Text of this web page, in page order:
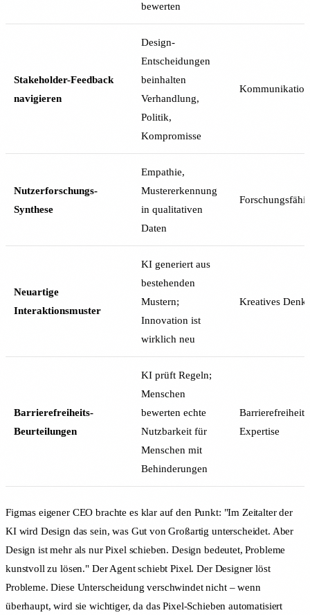
bewerten
Stakeholder-Feedback
navigieren
Design-
Entscheidungen
beinhalten
Verhandlung,
Politik,
Kompromisse
Kommunikation
Nutzerforschungs-
Synthese
Empathie,
Mustererkennung
in qualitativen
Daten
Neuartige
Interaktionsmuster
KI generiert aus
bestehenden
Mustern;
Innovation ist
wirklich neu
Kreatives
Barrierefreiheits-
Beurteilungen
KI prüft Regeln;
Menschen
bewerten echte
Nutzbarkeit für
Menschen mit
Behinderungen
Expertise
Figmas eigener CEO brachte es klar auf den Punkt: "Im Zeitalter der
KI wird Design das sein, was Gut von Großartig unterscheidet. Aber
Design ist mehr als nur Pixel schieben. Design bedeutet, Probleme
kunstvoll zu lösen." Der Agent schiebt Pixel. Der Designer löst
Probleme. Diese Unterscheidung verschwindet nicht – wenn
überhaupt, wird sie wichtiger, da das Pixel-Schieben automatisiert